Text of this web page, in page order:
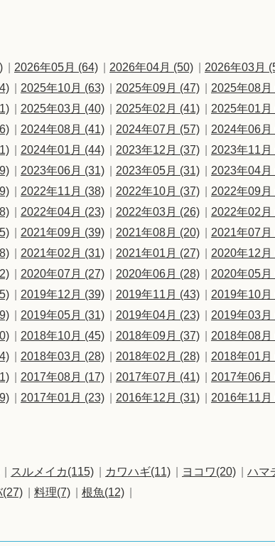
2026年05月 (64) 2026年04月 (50) 2026年03月
2025年10月 (63) 2025年09月 (47) 2025年08月
2025年03月 (40) 2025年02月 (41) 2025年01月
2024年08月 (41) 2024年07月 (57) 2024年06月
2024年01月 (44) 2023年12月 (37) 2023年11月
2023年06月 (31) 2023年05月 (31) 2023年04月
2022年11月 (38) 2022年10月 (37) 2022年09月
2022年04月 (23) 2022年03月 (26) 2022年02月
2021年09月 (39) 2021年08月 (20) 2021年07月
2021年02月 (31) 2021年01月 (27) 2020年12月
2020年07月 (27) 2020年06月 (28) 2020年05月
2019年12月 (39) 2019年11月 (43) 2019年10月
2019年05月 (31) 2019年04月 (23) 2019年03月
2018年10月 (45) 2018年09月 (37) 2018年08月
2018年03月 (28) 2018年02月 (28) 2018年01月
2017年08月 (17) 2017年07月 (41) 2017年06月
2017年01月 (23) 2016年12月 (31) 2016年11月
スルメイカ(115) カワハギ(11) ヨコワ(20) ハマ
(27) 料理(7) 根魚(12)